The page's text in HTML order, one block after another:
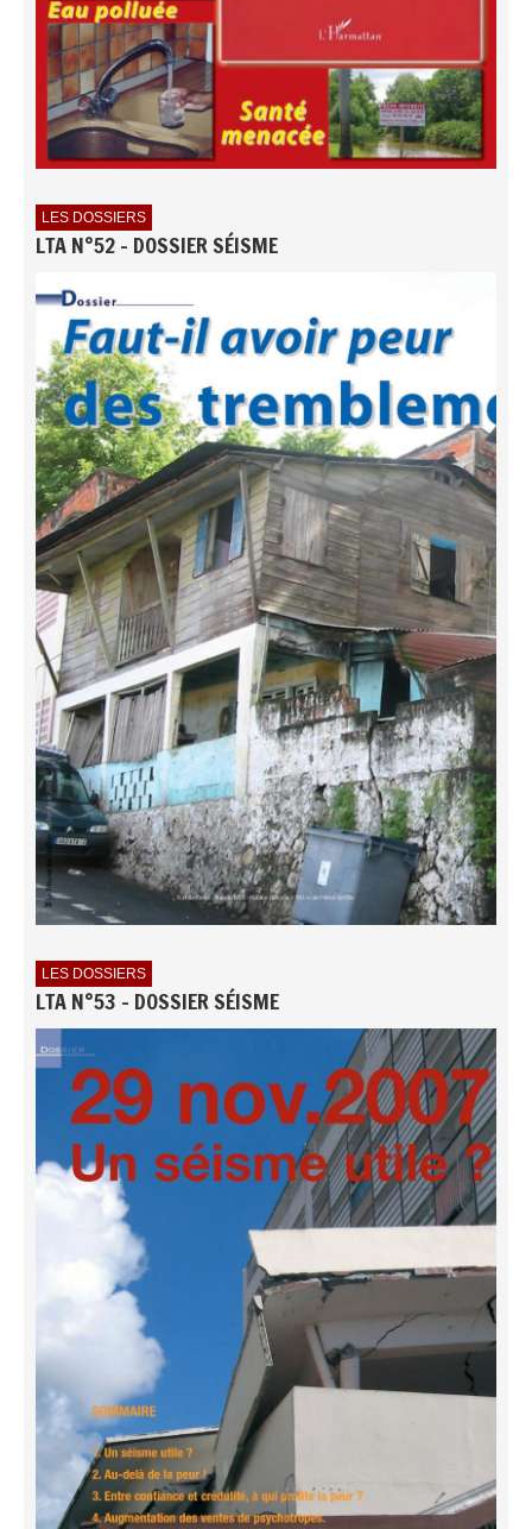
LES DOSSIERS
LTA N°52 - DOSSIER SÉISME
LES DOSSIERS
LTA N°53 - DOSSIER SÉISME